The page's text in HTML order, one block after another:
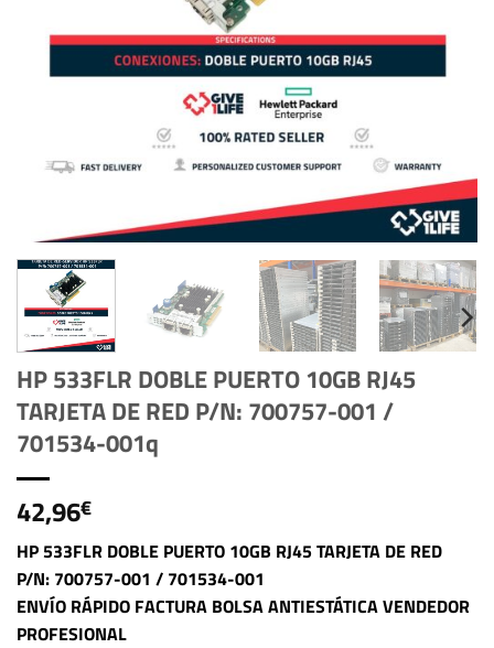
HP 533FLR DOBLE PUERTO 10GB RJ45
TARJETA DE RED P/N: 700757-001 /
701534-001q
42,96€
HP 533FLR DOBLE PUERTO 10GB RJ45 TARJETA DE RED
P/N: 700757-001 / 701534-001
ENVÍO RÁPIDO FACTURA BOLSA ANTIESTÁTICA VENDEDOR
PROFESIONAL